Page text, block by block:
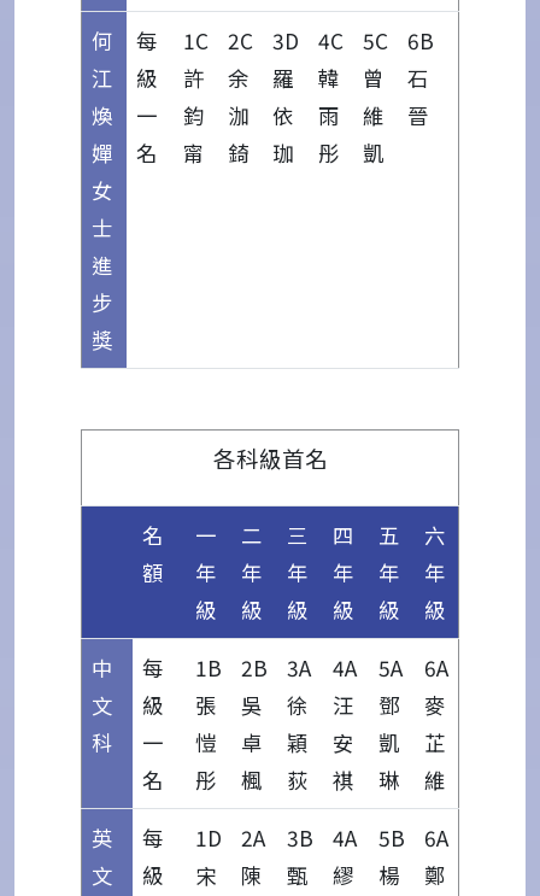
何
江
煥
嬋
女
士
進
步
獎
每
級
一
名
1C
許
鈞
甯
2C
余
泇
錡
3D
羅
依
珈
4C
韓
雨
彤
5C
曾
維
凱
6B
石
晉
各科級首名
名
額
一
年
級
二
年
級
三
年
級
四
年
級
五
年
級
六
年
級
中
文
科
每
級
一
名
1B
張
愷
彤
2B
吳
卓
楓
3A
徐
穎
荻
4A
汪
安
祺
5A
鄧
凱
琳
6A
麥
芷
維
英
文
每
級
1D
宋
2A
陳
3B
甄
4A
繆
5B
楊
6A
鄭